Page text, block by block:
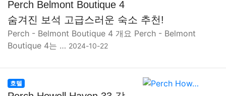
Perch Belmont Boutique 4
숨겨진 보석 고급스러운 숙소 추천!
Perch - Belmont Boutique 4 개요 Perch - Belmont
Boutique 4는 … 2024-10-22
호텔